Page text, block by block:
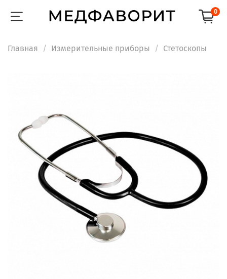
0
Главная Измерительные приборы Стетоскопы